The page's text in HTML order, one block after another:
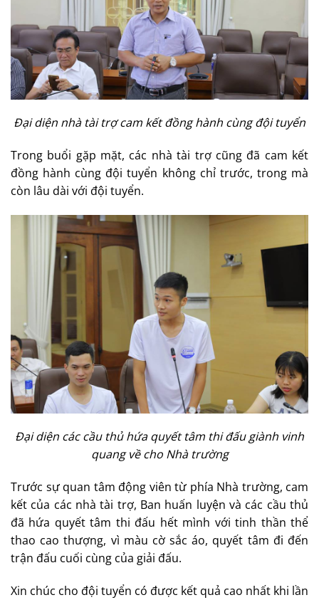
Đại diện nhà tài trợ cam kết đồng hành cùng đội tuyển
Trong buổi gặp mặt, các nhà tài trợ cũng đã cam kết
đồng hành cùng đội tuyển không chỉ trước, trong mà
còn lâu dài với đội tuyển.
Đại diện các cầu thủ hứa quyết tâm thi đấu giành vinh
quang về cho Nhà trường
Trước sự quan tâm động viên từ phía Nhà trường, cam
kết của các nhà tài trợ, Ban huấn luyện và các cầu thủ
đã hứa quyết tâm thi đấu hết mình với tinh thần thể
thao cao thượng, vì màu cờ sắc áo, quyết tâm đi đến
trận đấu cuối cùng của giải đấu.
Xin chúc cho đội tuyển có được kết quả cao nhất khi lần